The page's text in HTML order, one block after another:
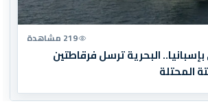
219 مشاهدة
البحرية ترسل فرقاطتين
المحتلة